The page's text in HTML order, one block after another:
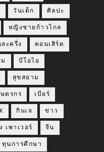
วันเด็ก ศิลปะ
หญิงชายก้าวไกล
ะครึ่ง คอนเสิร์ต
บีโอไอ
สุขสยาม
ษตรกร เบียร์
กินเจ ข่าว
เพาเวอร์ จีน
ทุนการศึกษา